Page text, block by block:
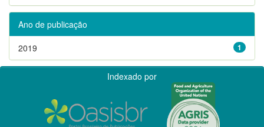
Ano de publicação
1
2019
Indexado por